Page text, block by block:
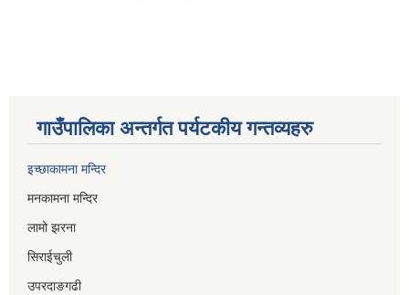
गाउँपालिका अन्तर्गत पर्यटकीय गन्तव्यहरु
इच्छाकामना मन्दिर
मनकामना मन्दिर
लामो झरना
सिराईचुली
उपरदाङगढी